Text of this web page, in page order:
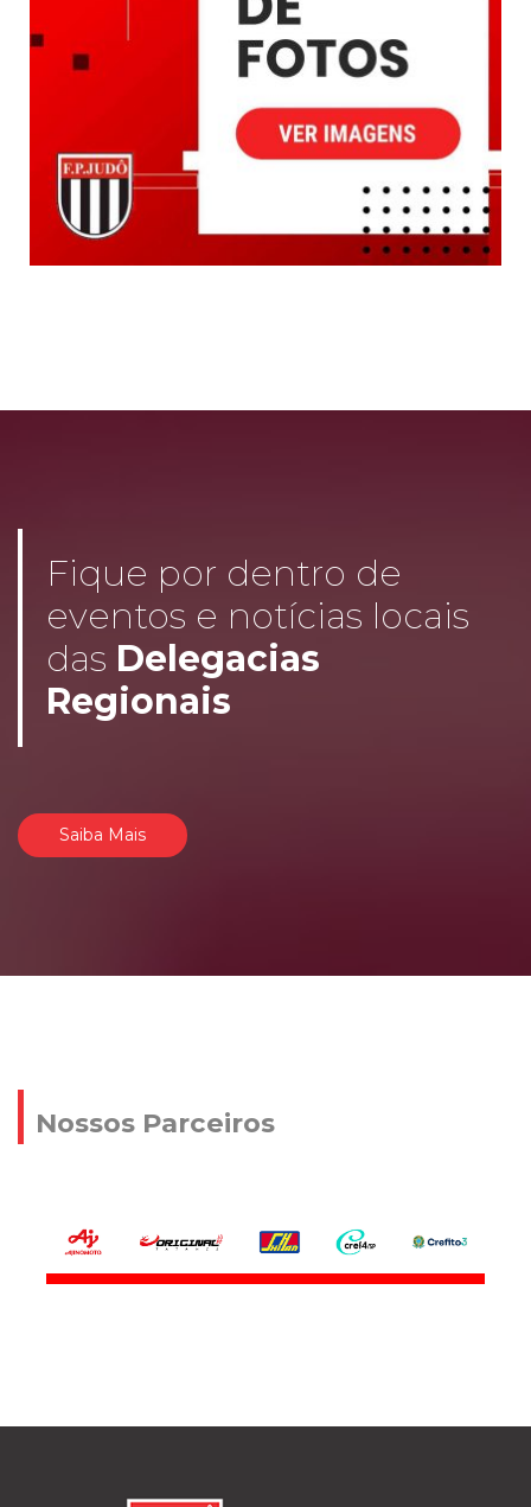
Fique por dentro de
eventos e notícias locais
das Delegacias
Regionais
Saiba Mais
Nossos Parceiros